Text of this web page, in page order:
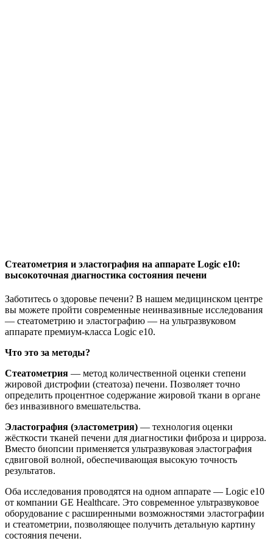
Стеатометрия и эластография на аппарате Logic e10:
высокоточная диагностика состояния печени
Заботитесь о здоровье печени? В нашем медицинском центре
вы можете пройти современные неинвазивные исследования
— стеатометрию и эластографию — на ультразвуковом
аппарате премиум‑класса Logic e10.
Что это за методы?
Стеатометрия — метод количественной оценки степени
жировой дистрофии (стеатоза) печени. Позволяет точно
определить процентное содержание жировой ткани в органе
без инвазивного вмешательства.
Эластография (эластометрия) — технология оценки
жёсткости тканей печени для диагностики фиброза и цирроза.
Вместо биопсии применяется ультразвуковая эластография
сдвиговой волной, обеспечивающая высокую точность
результатов.
Оба исследования проводятся на одном аппарате — Logic e10
от компании GE Healthcare. Это современное ультразвуковое
оборудование с расширенными возможностями эластографии
и стеатометрии, позволяющее получить детальную картину
состояния печени.